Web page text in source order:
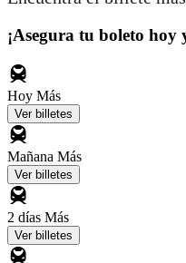
¡Asegura tu boleto hoy
Hoy Más
Ver billetes
Mañana Más
Ver billetes
2 días Más
Ver billetes